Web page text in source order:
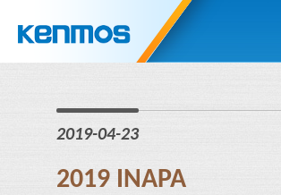
2019-04-23
2019 INAPA